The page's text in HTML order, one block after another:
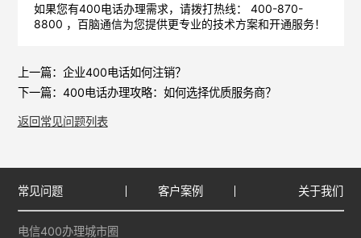
如果您有400电话办理需求，请拨打热线： 400-870-
8800 ，百脑通信为您提供更专业的技术方案和开通服务！
上一篇： 企业400电话如何注销？
下一篇： 400电话办理攻略：如何选择优质服务商？
返回常见问题列表
常见问题 客户案例 关于我们
电信400办理城市圈